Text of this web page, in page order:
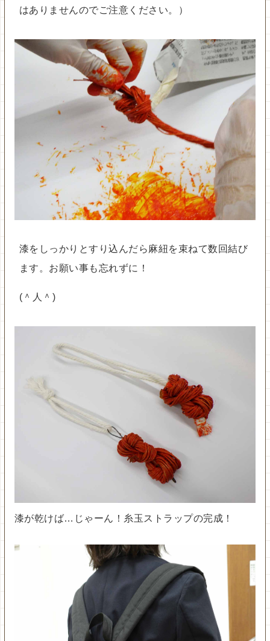
はありませんのでご注意ください。）
漆をしっかりとすり込んだら麻紐を束ねて数回結び
ます。お願い事も忘れずに！
(＾人＾)
漆が乾けば…じゃーん！糸玉ストラップの完成！